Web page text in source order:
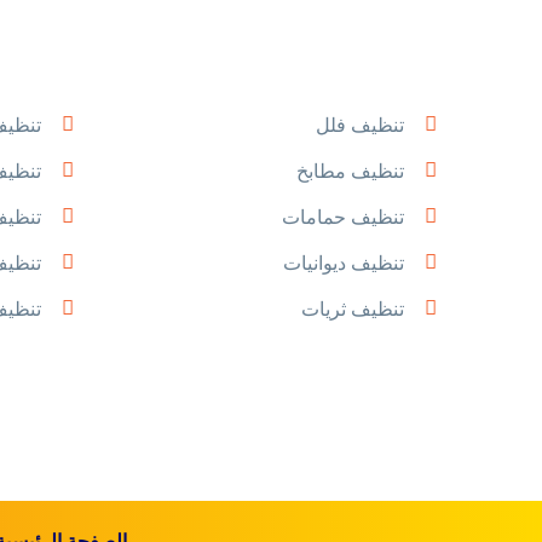
تنظيف فلل
تنظيف مطابخ
تنظيف حمامات
تنظيف ديوانيات
تنظيف ثريات